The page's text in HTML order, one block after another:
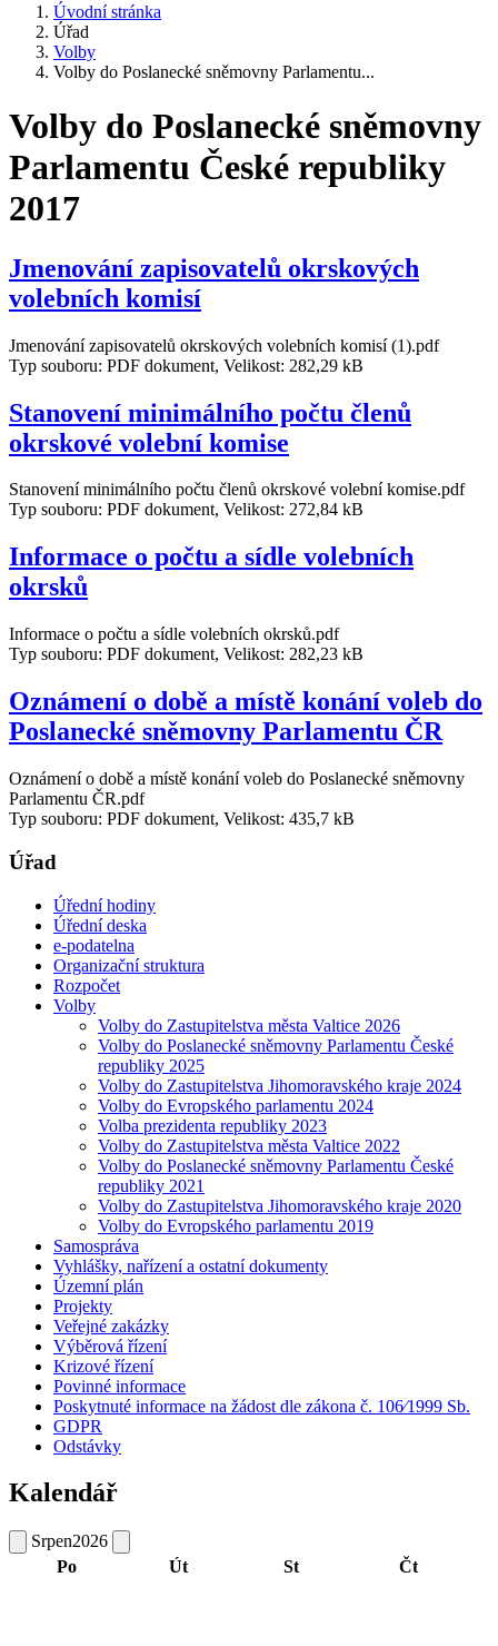
Úvodní stránka
Úřad
Volby
Volby do Poslanecké sněmovny Parlamentu...
Volby do Poslanecké sněmovny
Parlamentu České republiky
2017
Jmenování zapisovatelů okrskových
volebních komisí
Jmenování zapisovatelů okrskových volebních komisí (1).pdf
Typ souboru: PDF dokument, Velikost: 282,29 kB
Stanovení minimálního počtu členů
okrskové volební komise
Stanovení minimálního počtu členů okrskové volební komise.pdf
Typ souboru: PDF dokument, Velikost: 272,84 kB
Informace o počtu a sídle volebních
okrsků
Informace o počtu a sídle volebních okrsků.pdf
Typ souboru: PDF dokument, Velikost: 282,23 kB
Oznámení o době a místě konání voleb do
Poslanecké sněmovny Parlamentu ČR
Oznámení o době a místě konání voleb do Poslanecké sněmovny
Parlamentu ČR.pdf
Typ souboru: PDF dokument, Velikost: 435,7 kB
Úřad
Úřední hodiny
Úřední deska
e-podatelna
Organizační struktura
Rozpočet
Volby
Volby do Zastupitelstva města Valtice 2026
Volby do Poslanecké sněmovny Parlamentu České
republiky 2025
Volby do Zastupitelstva Jihomoravského kraje 2024
Volby do Evropského parlamentu 2024
Volba prezidenta republiky 2023
Volby do Zastupitelstva města Valtice 2022
Volby do Poslanecké sněmovny Parlamentu České
republiky 2021
Volby do Zastupitelstva Jihomoravského kraje 2020
Volby do Evropského parlamentu 2019
Samospráva
Vyhlášky, nařízení a ostatní dokumenty
Územní plán
Projekty
Veřejné zakázky
Výběrová řízení
Krizové řízení
Povinné informace
Poskytnuté informace na žádost dle zákona č. 106⁄1999 Sb.
GDPR
Odstávky
Kalendář
Srpen2026
Po
Út St Čt